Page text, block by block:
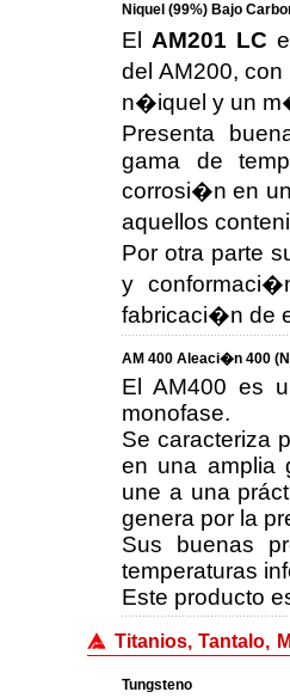
Niquel (99%) Bajo
El AM201 LC
del AM200,
n�iquel y un
Presenta
gama de
corrosi�n en
aquellos
Por otra parte
y
fabricaci�n de
AM 400 Aleaci�n 400
El AM400 es
monofase.
Se caracteriza
en una amplia
une a una
genera por la
Sus buenas
temperaturas
Este producto
Titanios, Tantalo,
Tungsteno